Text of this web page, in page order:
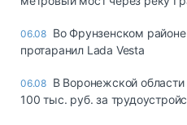
06.08 Во Фрунзенском
протаранил Lada Vesta
06.08 В Воронежской
100 тыс. руб. за